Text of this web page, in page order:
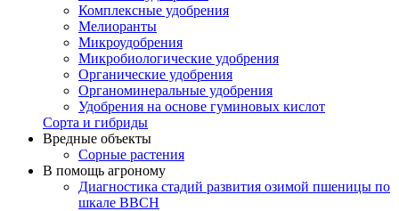
Комплексные удобрения
Мелиоранты
Микроудобрения
Микробиологические удобрения
Органические удобрения
Органоминеральные удобрения
Удобрения на основе гуминовых кислот
Сорта и гибриды
Вредные объекты
Сорные растения
В помощь агроному
Диагностика стадий развития озимой пшеницы по
шкале ВВСН